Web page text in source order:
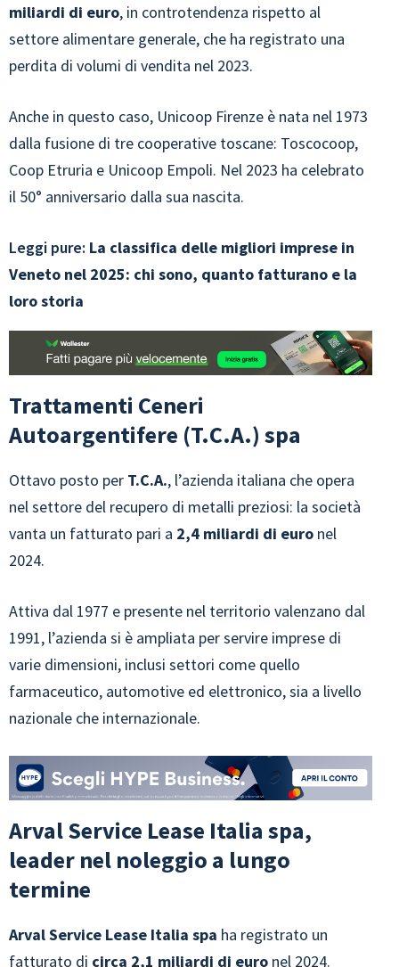
miliardi di euro, in controtendenza rispetto al
settore alimentare generale, che ha registrato una
perdita di volumi di vendita nel 2023.
Anche in questo caso, Unicoop Firenze è nata nel 1973
dalla fusione di tre cooperative toscane: Toscocoop,
Coop Etruria e Unicoop Empoli. Nel 2023 ha celebrato
il 50° anniversario dalla sua nascita.
Leggi pure: La classifica delle migliori imprese in
Veneto nel 2025: chi sono, quanto fatturano e la
loro storia
Trattamenti Ceneri
Autoargentifere (T.C.A.) spa
Ottavo posto per T.C.A., l’azienda italiana che opera
nel settore del recupero di metalli preziosi: la società
vanta un fatturato pari a 2,4 miliardi di euro nel
2024.
Attiva dal 1977 e presente nel territorio valenzano dal
1991, l’azienda si è ampliata per servire imprese di
varie dimensioni, inclusi settori come quello
farmaceutico, automotive ed elettronico, sia a livello
nazionale che internazionale.
Arval Service Lease Italia spa,
leader nel noleggio a lungo
termine
Arval Service Lease Italia spa ha registrato un
fatturato di circa 2,1 miliardi di euro nel 2024.